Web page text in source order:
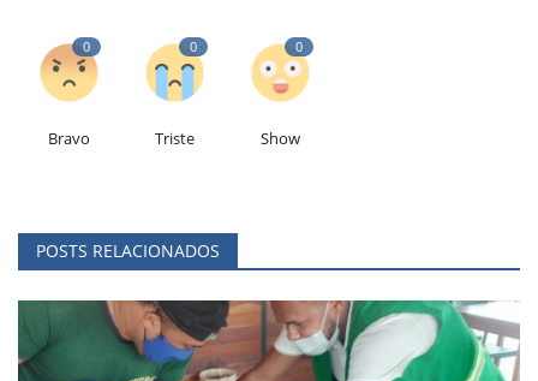
0
Bravo
0
Triste
0
Show
POSTS RELACIONADOS